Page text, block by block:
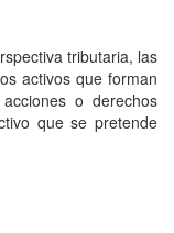
tributaria, las
activos que forman
o derechos
que se pretende